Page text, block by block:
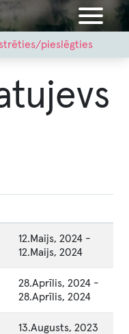
pieslēgties
12.Maijs, 2024 -
12.Maijs, 2024
28.Aprīlis, 2024 -
28.Aprīlis, 2024
13.Augusts, 2023